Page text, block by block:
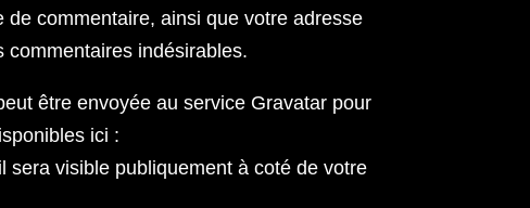
commentaire, ainsi que votre adresse
commentaires indésirables.
être envoyée au service Gravatar pour
ici :
sera visible publiquement à coté de votre